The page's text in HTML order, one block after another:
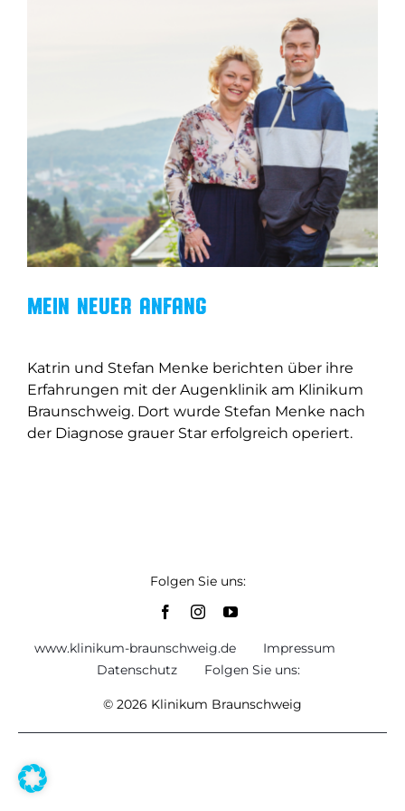
Mein neuer Anfang
Katrin und Stefan Menke berichten über ihre
Erfahrungen mit der Augenklinik am Klinikum
Braunschweig. Dort wurde Stefan Menke nach
der Diagnose grauer Star erfolgreich operiert.
© 2026 Klinikum Braunschweig
www.klinikum-braunschweig.de
Impressum
Datenschutz
Folgen Sie uns:
Folgen Sie uns: